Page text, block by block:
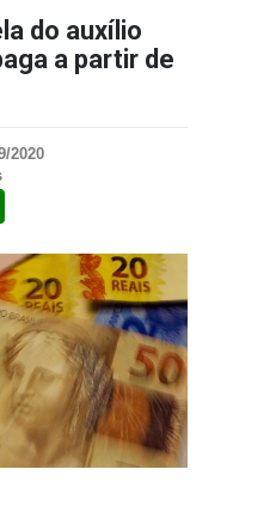
do auxílio
a partir de
2020